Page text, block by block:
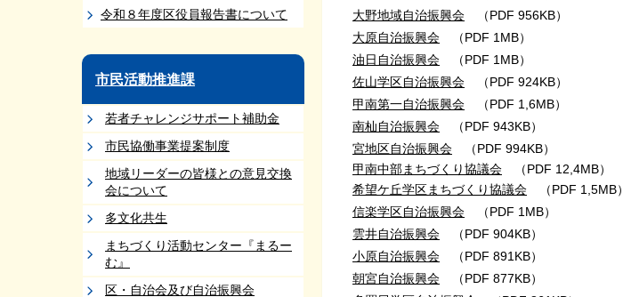
令和８年度区役員報告書について
市民活動推進課
若者チャレンジサポート補助金
市民協働事業提案制度
地域リーダーの皆様との意見交換
会について
多文化共生
まちづくり活動センター『まるー
む』
区・自治会及び自治振興会
大野地域自治振興会 （PDF 956KB）
大原自治振興会 （PDF 1MB）
油日自治振興会 （PDF 1MB）
佐山学区自治振興会 （PDF 924KB）
甲南第一自治振興会 （PDF 1,6MB）
南杣自治振興会 （PDF 943KB）
宮地区自治振興会 （PDF 994KB）
甲南中部まちづくり協議会 （PDF 12,4MB）
希望ケ丘学区まちづくり協議会 （PDF 1,5MB）
信楽学区自治振興会 （PDF 1MB）
雲井自治振興会 （PDF 904KB）
小原自治振興会 （PDF 891KB）
朝宮自治振興会 （PDF 877KB）